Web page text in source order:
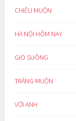
CHIỀU MUỘN
HÀ NỘI HÔM NAY
GIÓ SUÔNG
TRĂNG MUỘN
VỚI ANH